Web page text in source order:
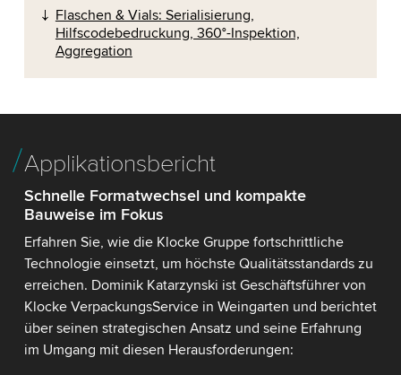
Flaschen & Vials: Serialisierung,
Hilfscodebedruckung, 360°-Inspektion,
Aggregation
Applikationsbericht
Schnelle Formatwechsel und kompakte
Bauweise im Fokus
Erfahren Sie, wie die Klocke Gruppe fortschrittliche
Technologie einsetzt, um höchste Qualitätsstandards zu
erreichen. Dominik Katarzynski ist Geschäftsführer von
Klocke VerpackungsService in Weingarten und berichtet
über seinen strategischen Ansatz und seine Erfahrung
im Umgang mit diesen Herausforderungen: